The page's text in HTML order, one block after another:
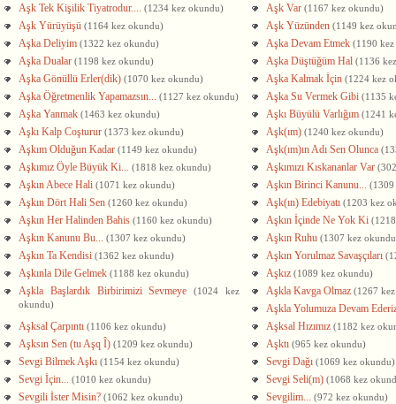
Aşk Tek Kişilik Tiyatrodur.... (1234 kez okundu) Aşk Var (1167 kez okundu)
Aşk Yürüyüşü (1164 kez okundu) Aşk Yüzünden (1149 kez
Aşka Deliyim (1322 kez okundu) Aşka Devam Etmek (1190
Aşka Dualar (1198 kez okundu) Aşka Düştüğüm Hal (1136
Aşka Gönüllü Erler(dik) (1070 kez okundu) Aşka Kalmak İçin (1224 kez
Aşka Öğretmenlik Yapamazsın... (1127 kez okundu) Aşka Su Vermek Gibi (1135
Aşka Yanmak (1463 kez okundu) Aşkı Büyülü Varlığım (1241
Aşkı Kalp Coşturur (1373 kez okundu) Aşk(ım) (1240 kez okundu)
Aşkım Olduğun Kadar (1149 kez okundu) Aşk(ım)ın Adı Sen Olunca
Aşkımız Öyle Büyük Ki... (1818 kez okundu) Aşkımızı Kıskananlar Var
Aşkın Abece Hali (1071 kez okundu) Aşkın Birinci Kanunu... (1309
Aşkın Dört Hali Sen (1260 kez okundu) Aşk(ın) Edebiyatı (1203 kez
Aşkın Her Halinden Bahis (1160 kez okundu) Aşkın İçinde Ne Yok Ki
Aşkın Kanunu Bu... (1307 kez okundu) Aşkın Ruhu (1307 kez
Aşkın Ta Kendisi (1362 kez okundu) Aşkın Yorulmaz Savaşçıları
Aşkınla Dile Gelmek (1188 kez okundu) Aşkız (1089 kez okundu)
Aşkla Başlardık Birbirimizi Sevmeye(1024 kez
okundu)
Aşkla Kavga Olmaz (1267
Aşkla Yolumuza Devam
Aşksal Çarpıntı (1106 kez okundu) Aşksal Hızımız (1182 kez
Aşksın Sen (tu Aşq Î) (1209 kez okundu) Aşktı (965 kez okundu)
Sevgi Bilmek Aşkı (1154 kez okundu) Sevgi Dağı (1069 kez okundu)
Sevgi İçin... (1010 kez okundu) Sevgi Seli(m) (1068 kez
Sevgili İster Misin? (1062 kez okundu) Sevgilim... (972 kez okundu)